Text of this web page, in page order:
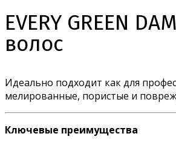
EVERY GREEN
волос
Идеально подходит как для
мелированные, пористые и
Ключевые преимущества